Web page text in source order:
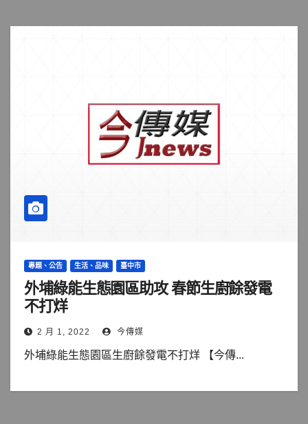
專題、公告 生活、品味 臺中市
外埔綠能生態園區助攻 春節生廚餘發電
不打烊
2 月 1, 2022 今傳媒
外埔綠能生態園區生廚餘發電不打烊 【今傳...